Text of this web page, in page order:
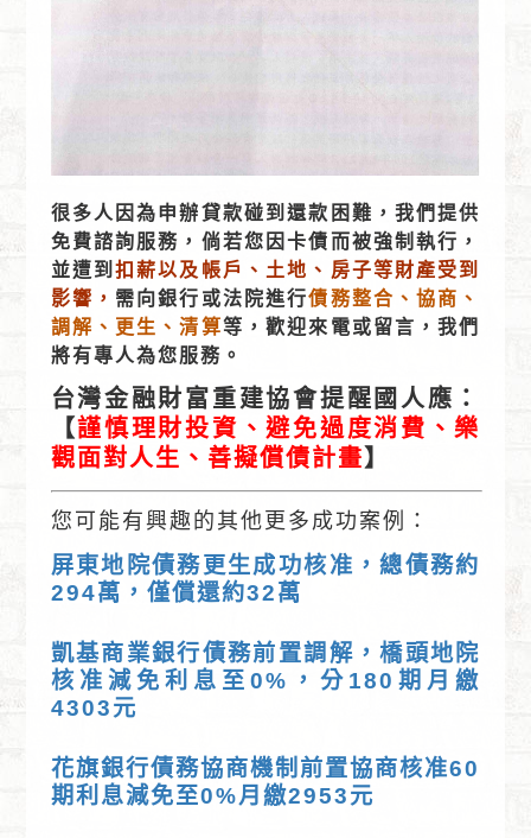
很多人因為申辦貸款碰到還款困難，我們提供
免費諮詢服務，倘若您因卡債而被強制執行，
並遭到扣薪以及帳戶、土地、房子等財產受到
影響， 需向銀行或法院進行債務整合、協商、
調解、更生、清算等，歡迎來電或留言，我們
將有專人為您服務。
台灣金融財富重建協會提醒國人應：
【謹慎理財投資、避免過度消費、樂
觀面對人生、善擬償債計畫】
您可能有興趣的其他更多成功案例：
屏東地院債務更生成功核准，總債務約
294萬，僅償還約32萬
凱基商業銀行債務前置調解，橋頭地院
核准減免利息至0%，分180期月繳
4303元
花旗銀行債務協商機制前置協商核准60
期利息減免至0%月繳2953元